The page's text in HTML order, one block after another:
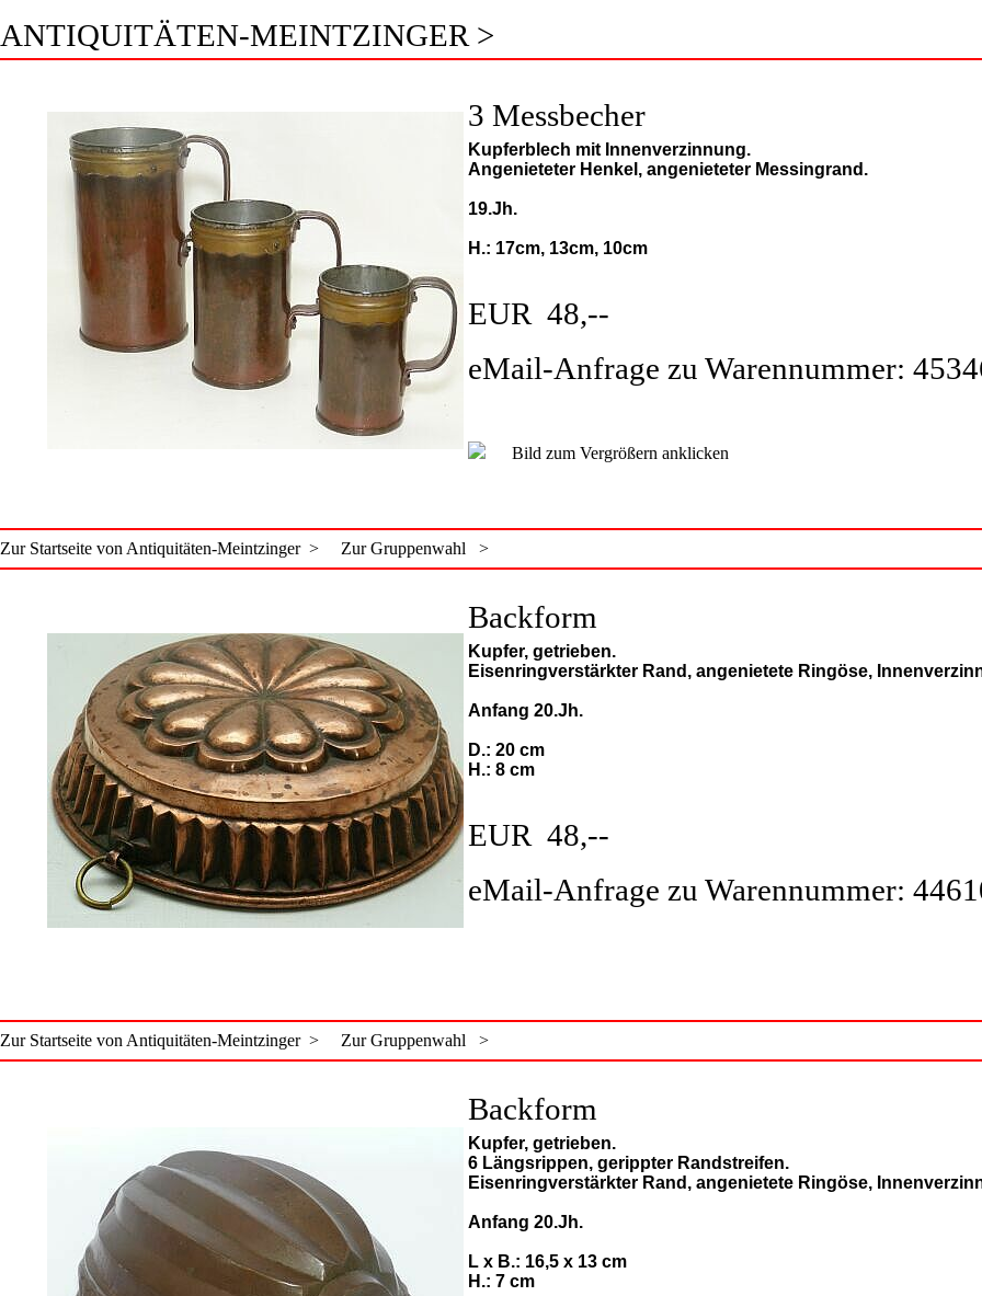
ANTIQUITÄTEN-MEINTZINGER >
3 Messbecher
Kupferblech mit Innenverzinnung.
Angenieteter Henkel, angenieteter Messingrand.
19.Jh.
H.: 17cm, 13cm, 10cm
EUR 48,--
eMail-Anfrage zu Warennummer:
Bild zum Vergrößern anklicken
Zur Startseite von Antiquitäten-Meintzinger > Zur Gruppenwahl >
Backform
Kupfer, getrieben.
Eisenringverstärkter Rand, angenietete Ringöse,
Anfang 20.Jh.
D.: 20 cm
H.: 8 cm
EUR 48,--
eMail-Anfrage zu Warennummer:
Zur Startseite von Antiquitäten-Meintzinger > Zur Gruppenwahl >
Backform
Kupfer, getrieben.
6 Längsrippen, gerippter Randstreifen.
Eisenringverstärkter Rand, angenietete Ringöse,
Anfang 20.Jh.
L x B.: 16,5 x 13 cm
H.: 7 cm